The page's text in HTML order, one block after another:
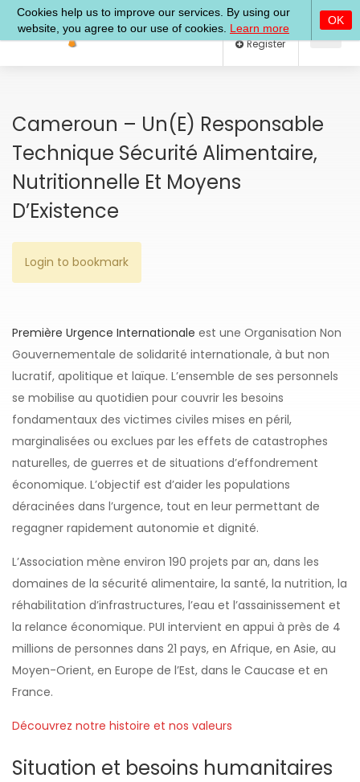
Log In
Cameroun – Un(e) Responsable
Technique Sécurité Alimentaire,
Nutritionnelle Et Moyens
D’Existence
Login to bookmark
Première Urgence Internationale est une Organisation Non
Gouvernementale de solidarité internationale, à but non
lucratif, apolitique et laïque. L’ensemble de ses personnels
se mobilise au quotidien pour couvrir les besoins
fondamentaux des victimes civiles mises en péril,
marginalisées ou exclues par les effets de catastrophes
naturelles, de guerres et de situations d’effondrement
économique. L’objectif est d’aider les populations
déracinées dans l’urgence, tout en leur permettant de
regagner rapidement autonomie et dignité.
L’Association mène environ 190 projets par an, dans les
domaines de la sécurité alimentaire, la santé, la nutrition, la
réhabilitation d’infrastructures, l’eau et l’assainissement et
la relance économique. PUI intervient en appui à près de 4
millions de personnes dans 21 pays, en Afrique, en Asie, au
Moyen-Orient, en Europe de l’Est, dans le Caucase et en
France.
Découvrez notre histoire et nos valeurs
Situation et besoins humanitaires